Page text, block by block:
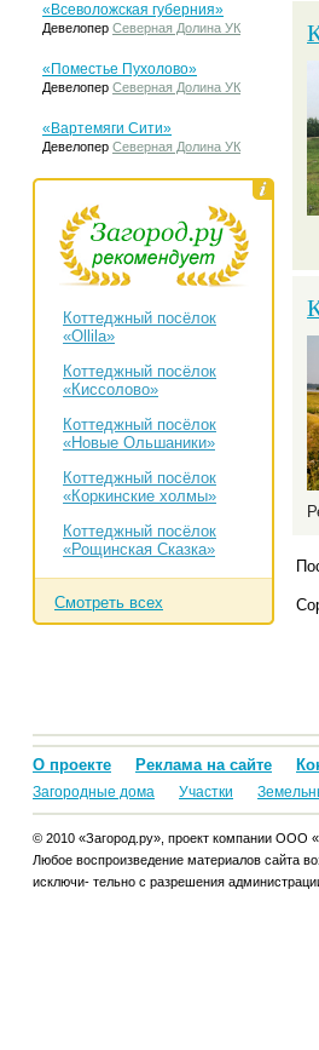
«Всеволожская губерния»
Девелопер Северная Долина УК
«Поместье Пухолово»
Девелопер Северная Долина УК
«Вартемяги Сити»
Девелопер Северная Долина УК
Коттеджный посёлок
«Ollila»
Коттеджный посёлок
«Киссолово»
Коттеджный посёлок
«Новые Ольшаники»
Коттеджный посёлок
«Коркинские холмы»
Коттеджный посёлок
«Рощинская Сказка»
Смотреть всех
О проекте Реклама на сайте
Загородные дома Участки
© 2010 «Загород.ру», проект компании ООО
Любое воспроизведение материалов сайта
исключи- тельно с разрешения